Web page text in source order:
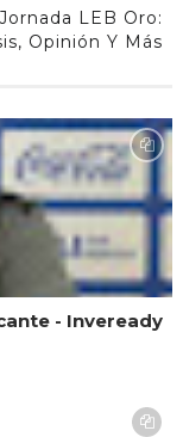
LEB Oro:
Opinión Y Más
- Inveready